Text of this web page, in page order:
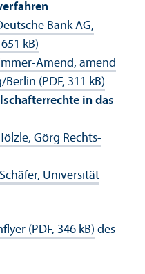
Bank AG,
kB)
Amend, amend
Berlin (PDF, 311 kB)
in das
Görg Rechts­
Universität
(PDF, 346 kB) des